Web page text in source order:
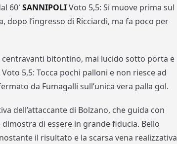
60′SANNIPOLIVoto 5,5: Si muove prima sul
dopo l’ingresso di Ricciardi, ma fa poco per
bitontino, mai lucido sotto porta e
Voto 5,5: Tocca pochi palloni e non riesce ad
da Fumagalli sull’unica vera palla gol.
dell’attaccante di Bolzano, che guida con
di essere in grande fiducia. Bello
il risultato e la scarsa vena realizzativa